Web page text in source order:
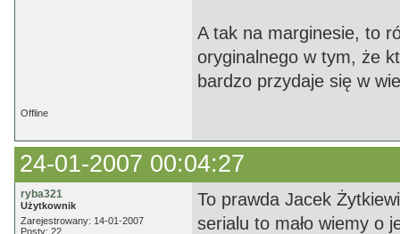
A tak na marginesie, to
oryginalnego w tym, że
bardzo przydaje się w
Offline
24-01-2007 00:04:27
ryba321
Użytkownik
Zarejestrowany: 14-01-2007
Posty: 22
To prawda Jacek
serialu to mało wiemy o